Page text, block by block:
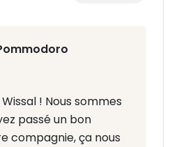
! Nous sommes
passé un bon
compagnie, ça nous